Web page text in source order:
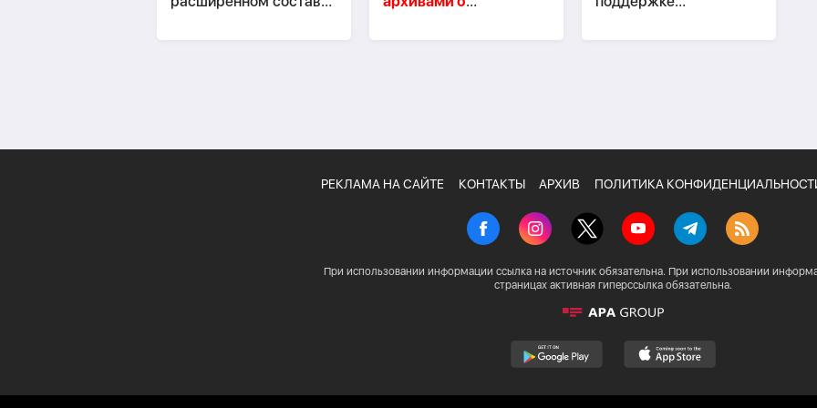
миссии АДР
РЕКЛАМА НА САЙТЕ КОНТАКТЫ АРХИВ ПОЛИТИКА
При использовании информации ссылка на источник обязательна. При использовании
страницах активная гиперссылка обязательна.